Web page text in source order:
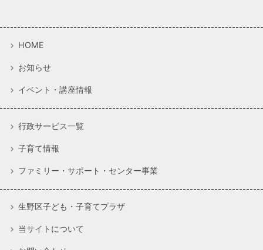
HOME
お知らせ
イベント・講座情報
行政サービス一覧
子育て情報
ファミリー・サポート・センター事業
生野区子ども・子育てプラザ
当サイトについて